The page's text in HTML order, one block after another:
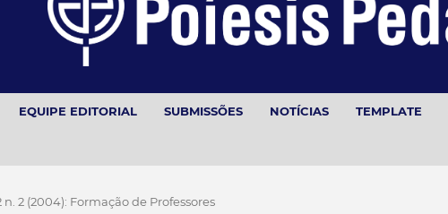
EQUIPE EDITORIAL SUBMISSÕES NOTÍCIAS TEMPLATE
n. 2 (2004): Formação de Professores